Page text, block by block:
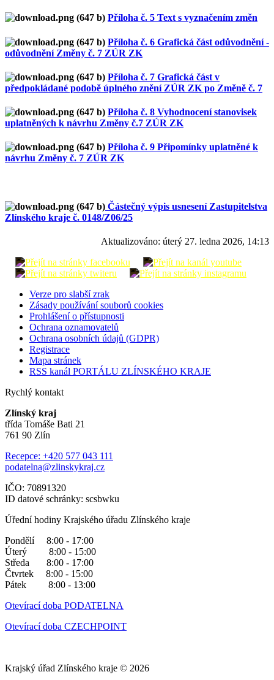
Příloha č. 5 Text s vyznačením změn
Příloha č. 6 Grafická část odůvodnění -
odůvodnění Změny č. 7 ZÚR ZK
Příloha č. 7 Grafická část v
předpokládané podobě úplného znění ZÚR ZK po Změně č. 7
Příloha č. 8 Vyhodnocení stanovisek
uplatněných k návrhu Změny č.7 ZÚR ZK
Příloha č. 9 Připomínky uplatněné k
návrhu Změny č. 7 ZÚR ZK
Částečný výpis usnesení Zastupitelstva
Zlínského kraje č. 0148/Z06/25
Aktualizováno: úterý 27. ledna 2026, 14:13
Verze pro slabší zrak
Zásady používání souborů cookies
Prohlášení o přístupnosti
Ochrana oznamovatelů
Ochrana osobních údajů (GDPR)
Registrace
Mapa stránek
RSS kanál PORTÁLU ZLÍNSKÉHO KRAJE
Rychlý kontakt
Zlínský kraj
třída Tomáše Bati 21
761 90 Zlín
Recepce: +420 577 043 111
podatelna@zlinskykraj.cz
IČO: 70891320
ID datové schránky: scsbwku
Úřední hodiny Krajského úřadu Zlínského kraje
Pondělí 8:00 - 17:00
Úterý 8:00 - 15:00
Středa 8:00 - 17:00
Čtvrtek 8:00 - 15:00
Pátek 8:00 - 13:00
Otevírací doba PODATELNA
Otevírací doba CZECHPOINT
Krajský úřad Zlínského kraje © 2026